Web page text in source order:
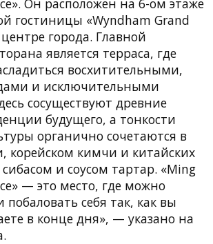
гостиницы «Wyndham Grand
города. Главной
является терраса, где
восхитительными,
и исключительными
сосуществуют древние
будущего, а тонкости
органично сочетаются в
корейском кимчи и китайских
сибасом и соусом тартар. «Ming
— это место, где можно
побаловать себя так, как вы
в конце дня», — указано на